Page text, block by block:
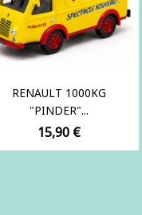
RENAULT 1000KG
"PINDER"...
Prix
15,90 €